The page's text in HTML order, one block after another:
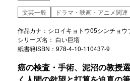
文芸一般
ドラマ・映画・アニメ関連
作品カナ：シロイキョトウ05シンチョウ
シリーズ名： 白い巨塔
紙書籍ISBN：978-4-10-110437-9
癌の検査・手術、泥沼の教授